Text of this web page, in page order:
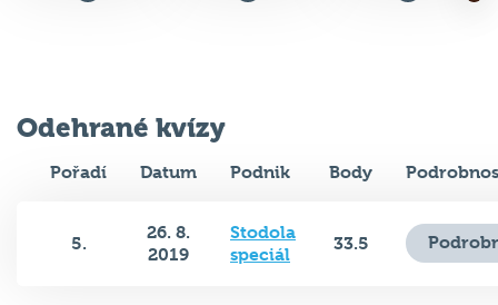
Odehrané kvízy
Pořadí Datum Podnik Body
5.
26. 8.
2019
Stodola
speciál
33.5